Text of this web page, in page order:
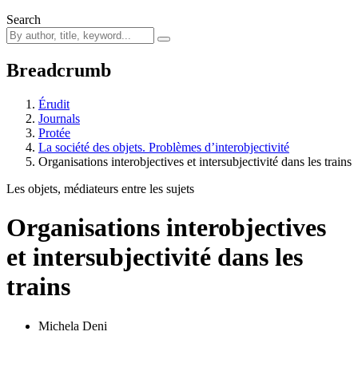
Search
Breadcrumb
Érudit
Journals
Protée
La société des objets. Problèmes d’interobjectivité
Organisations interobjectives et intersubjectivité dans les trains
Les objets, médiateurs entre les sujets
Organisations interobjectives
et intersubjectivité dans les
trains
Michela Deni